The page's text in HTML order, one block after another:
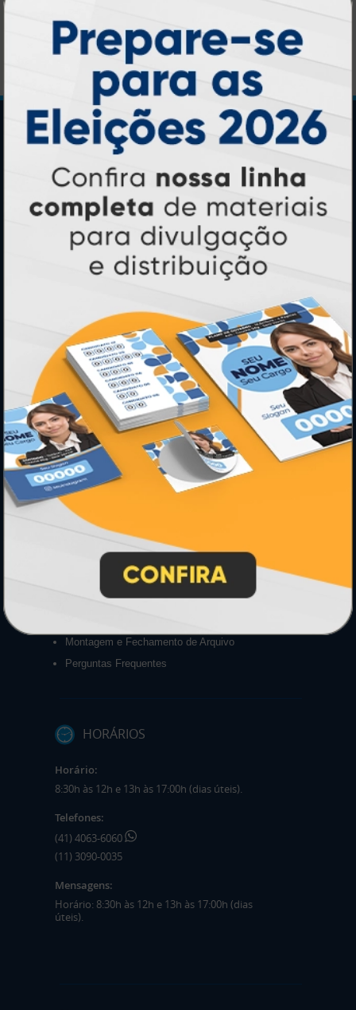
Central de Informações
GRÁFICA ATUAL CARD
Agente Oficial
Blog
Contato
Lista de Preços
Mapa do Site
Sobre Nós
Termos de Uso
Relatório de Transparência e Igualdade
Salarial
Como Comprar
Como exportar em PDF/X1-a
Entrega 12 Horas
Montagem e Fechamento de Arquivo
Perguntas Frequentes
HORÁRIOS
Horário:
8:30h às 12h e 13h às 17:00h (dias úteis).
Telefones:
(41) 4063-6060
(11) 3090-0035
Mensagens:
Horário: 8:30h às 12h e 13h às 17:00h (dias
úteis).